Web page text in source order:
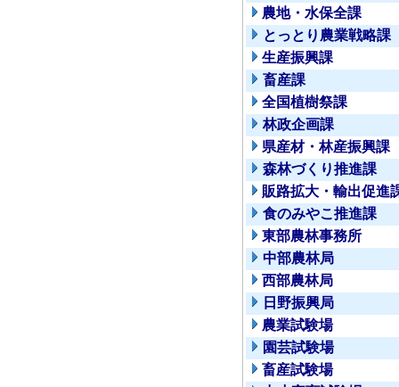
農地・水保全課
とっとり農業戦略課
生産振興課
畜産課
全国植樹祭課
林政企画課
県産材・林産振興課
森林づくり推進課
販路拡大・輸出促進
食のみやこ推進課
東部農林事務所
中部農林局
西部農林局
日野振興局
農業試験場
園芸試験場
畜産試験場